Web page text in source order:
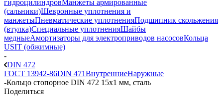
гидроцилиндровМанжеты армированные
(сальники)Шевронные уплотнения и
манжетыПневматические уплотненияПодшипник скольжения
(втулка)Специальные уплотненияШайбы
медныеАмортизаторы для электроприводов насосовКольца
USIT (обжимные)
-
DIN 472
ГОСТ 13942-86DIN 471ВнутренниеНаружные
-Кольцо стопорное DIN 472 15x1 мм, сталь
Поделиться